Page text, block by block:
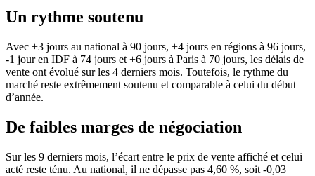
Un rythme soutenu
Avec +3 jours au national à 90 jours, +4 jours en régions à 96 jours,
-1 jour en IDF à 74 jours et +6 jours à Paris à 70 jours, les délais de
vente ont évolué sur les 4 derniers mois. Toutefois, le rythme du
marché reste extrêmement soutenu et comparable à celui du début
d’année.
De faibles marges de négociation
Sur les 9 derniers mois, l’écart entre le prix de vente affiché et celui
acté reste ténu. Au national, il ne dépasse pas 4,60 %, soit -0,03